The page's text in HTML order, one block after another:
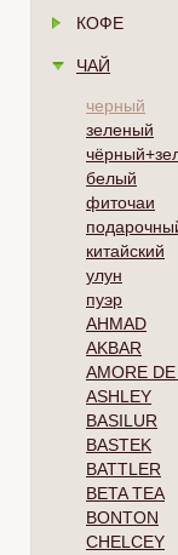
КОФЕ
ЧАЙ
черный
зеленый
белый
фиточаи
китайский
улун
пуэр
AHMAD
AKBAR
AMORE
ASHLEY
BASILUR
BASTEK
BATTLER
BETA TEA
BONTON
CHELCEY